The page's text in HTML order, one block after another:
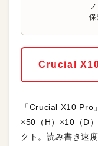
保
Crucial X10
「Crucial X10 Pro
×50（H）×10（D
クト。読み書き速